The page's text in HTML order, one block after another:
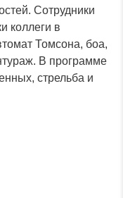
Сотрудники
коллеги в
Томсона, боа,
В программе
стрельба и